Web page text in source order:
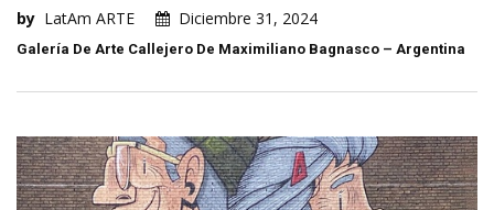
by LatAm ARTE Diciembre 31, 2024
Galería De Arte Callejero De Maximiliano Bagnasco – Argentina